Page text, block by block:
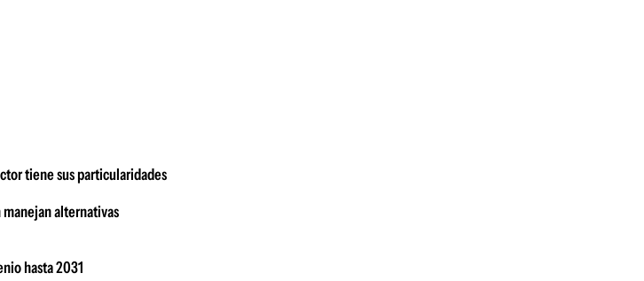
tiene sus particularidades
alternativas
hasta 2031